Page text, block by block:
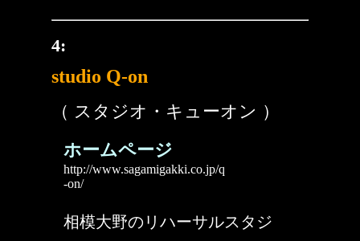
4:
studio Q-on
（ スタジオ・キューオン ）
ホームページ
http://www.sagamigakki.co.jp/q
-on/
相模大野のリハーサルスタジ